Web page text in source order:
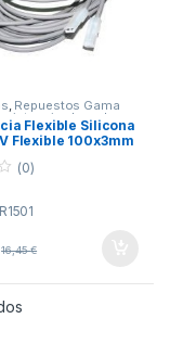
, Repuestos Gama
Lavado
Flexible Silicona
Flexible 100x3mm
(0)
16,45€
Ordenado por